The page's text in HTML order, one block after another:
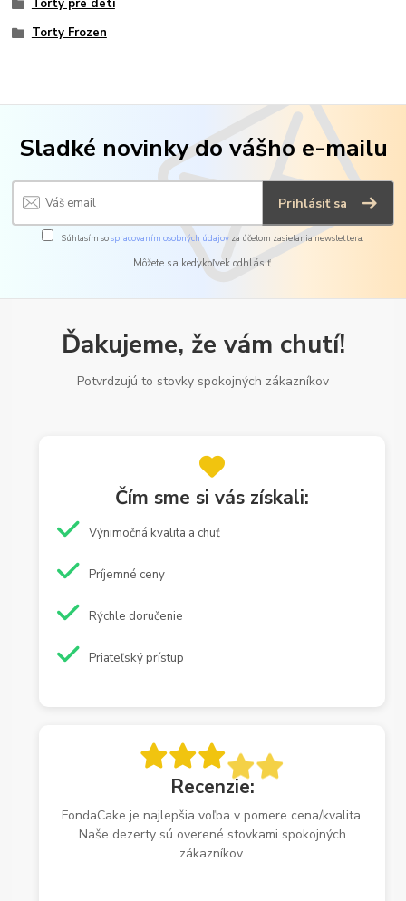
Torty pre deti
Torty Frozen
Sladké novinky do vášho e-mailu
Prihlásiť sa
Súhlasím sospracovaním osobných údajov za účelom zasielania newslettera.
Môžete sa kedykoľvek odhlásiť.
Ďakujeme, že vám chutí!
Potvrdzujú to stovky spokojných zákazníkov
Čím sme si vás získali:
Výnimočná kvalita a chuť
Príjemné ceny
Rýchle doručenie
Priateľský prístup
Recenzie:
FondaCake je najlepšia voľba v pomere cena/kvalita.
Naše dezerty sú overené stovkami spokojných
zákazníkov.